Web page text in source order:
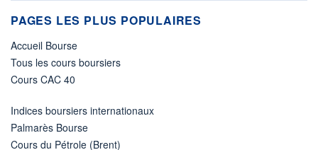
PAGES LES PLUS POPULAIRES
Accueil Bourse
Tous les cours boursiers
Cours CAC 40
Indices boursiers internationaux
Palmarès Bourse
Cours du Pétrole (Brent)